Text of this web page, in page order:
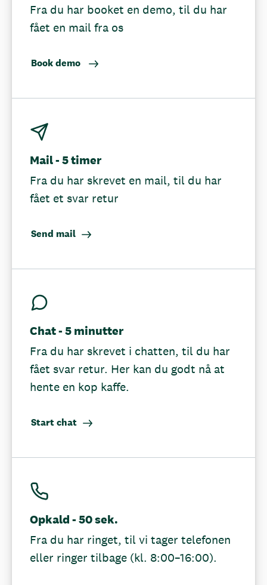
Fra du har booket en demo, til du har
fået en mail fra os
Book demo
Mail - 5 timer
Fra du har skrevet en mail, til du har
fået et svar retur
Send mail
Chat - 5 minutter
Fra du har skrevet i chatten, til du har
fået svar retur. Her kan du godt nå at
hente en kop kaffe.
Start chat
Opkald - 50 sek.
Fra du har ringet, til vi tager telefonen
eller ringer tilbage (kl. 8:00–16:00).